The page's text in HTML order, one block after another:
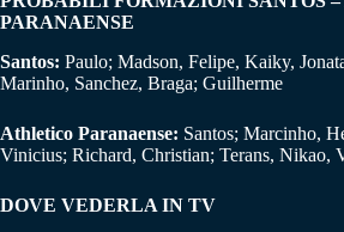
PARANAENSE
Santos: Paulo; Madson, Felipe, Kaiky,
Marinho, Sanchez, Braga; Guilherme
Athletico Paranaense: Santos; Marcinho,
Vinicius; Richard, Christian; Terans, Nikao,
DOVE VEDERLA IN TV